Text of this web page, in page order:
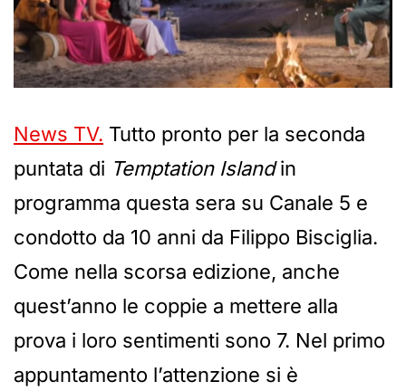
News TV. Tutto pronto per la seconda
puntata di Temptation Islandin
programma questa sera su Canale 5 e
condotto da 10 anni da Filippo Bisciglia.
Come nella scorsa edizione, anche
quest’anno le coppie a mettere alla
prova i loro sentimenti sono 7. Nel primo
appuntamento l’attenzione si è